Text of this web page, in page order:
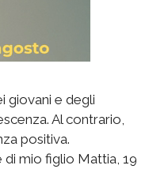
giovani e degli
Al contrario,
positiva.
di mio figlio Mattia, 19